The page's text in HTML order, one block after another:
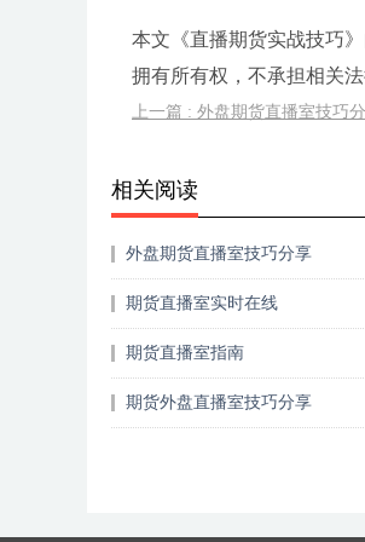
本文《直播期货实战技巧
拥有所有权，不承担相关法
上一篇 : 外盘期货直播室技巧
相关阅读
外盘期货直播室技巧分享
期货直播室实时在线
期货直播室指南
期货外盘直播室技巧分享